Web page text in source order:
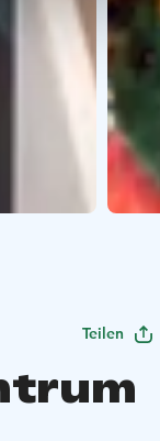
Teilen